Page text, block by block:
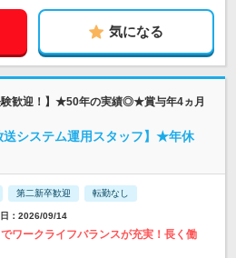
気になる
験歓迎！】★50年の実績◎★賞与年4ヵ月
システム運用スタッフ】★年休
第二新卒歓迎 転勤なし
：2026/09/14
ワークライフバランスが充実！長く働